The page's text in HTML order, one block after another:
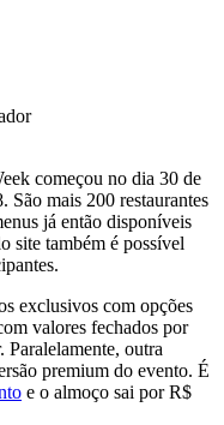
começou no dia 30 de
São mais 200 restaurantes
já então disponíveis
site também é possível
exclusivos com opções
valores fechados por
outra
premium do evento. É
e o almoço sai por R$